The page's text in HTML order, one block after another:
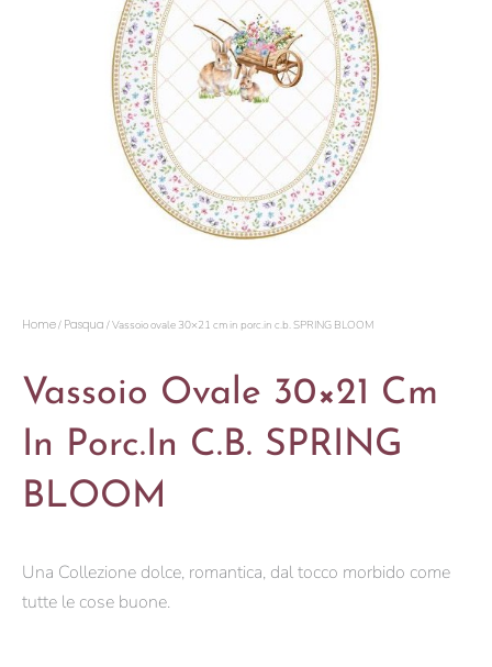
Home/ Pasqua / Vassoio ovale 30×21 cm in porc.in c.b. SPRING BLOOM
Vassoio Ovale 30×21 Cm
In Porc.in C.b. SPRING
BLOOM
Una Collezione dolce, romantica, dal tocco morbido come
tutte le cose buone.